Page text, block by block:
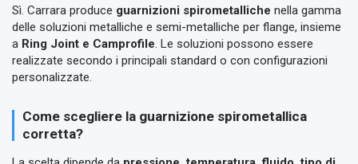
Sì. Carrara produce guarnizioni spirometalliche nella gamma
delle soluzioni metalliche e semi-metalliche per flange, insieme
a Ring Joint e Camprofile. Le soluzioni possono essere
realizzate secondo i principali standard o con configurazioni
personalizzate.
Come scegliere la guarnizione spirometallica
corretta?